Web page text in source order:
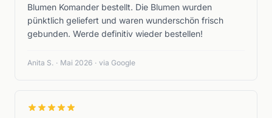
Blumen Komander bestellt. Die Blumen wurden
pünktlich geliefert und waren wunderschön frisch
gebunden. Werde definitiv wieder bestellen!
Anita S. · Mai 2026 · via Google